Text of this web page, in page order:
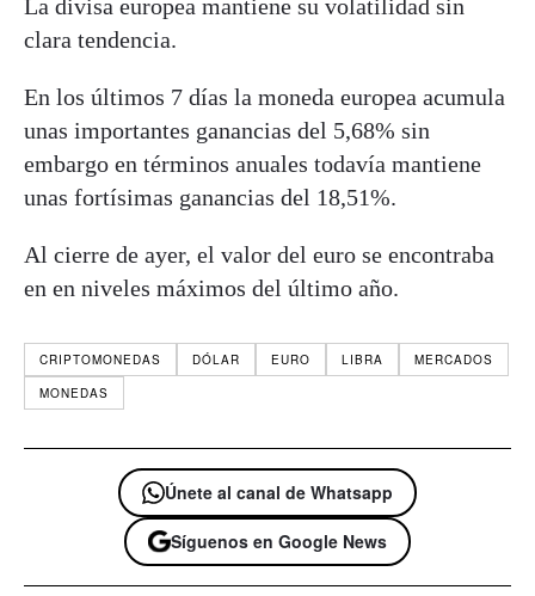
La divisa europea mantiene su volatilidad sin
clara tendencia.
En los últimos 7 días la moneda europea acumula
unas importantes ganancias del 5,68% sin
embargo en términos anuales todavía mantiene
unas fortísimas ganancias del 18,51%.
Al cierre de ayer, el valor del euro se encontraba
en en niveles máximos del último año.
CRIPTOMONEDAS DÓLAR EURO LIBRA
MERCADOS
MONEDAS
Únete al canal de Whatsapp
Síguenos en Google News